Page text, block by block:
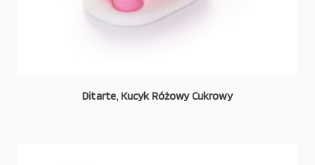
Ditarte, Kucyk Różowy Cukrowy